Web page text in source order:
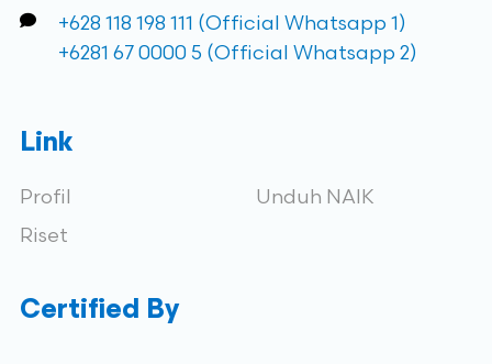
+628 118 198 111 (Official Whatsapp 1)
+6281 67 0000 5 (Official Whatsapp 2)
Link
Profil
Riset
Unduh NAIK
Certified By